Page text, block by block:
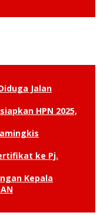
Jalan
HPN 2025,
ke Pj.
Kepala